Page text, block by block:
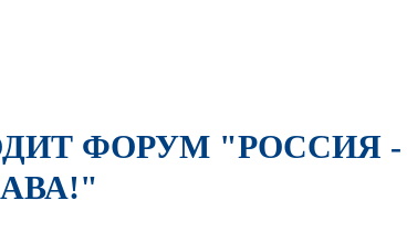
ФОРУМ "РОССИЯ -